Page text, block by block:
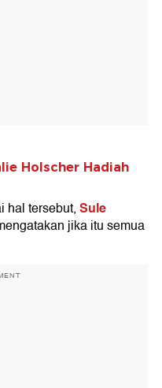
Holscher Hadiah
hal tersebut,Sule
jika itu semua